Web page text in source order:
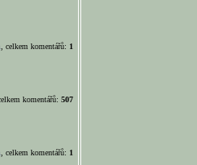
, celkem komentářů: 1
komentářů: 507
, celkem komentářů: 1